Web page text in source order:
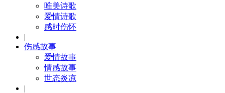
唯美诗歌
爱情诗歌
感时伤怀
|
伤感故事
爱情故事
情感故事
世态炎凉
|